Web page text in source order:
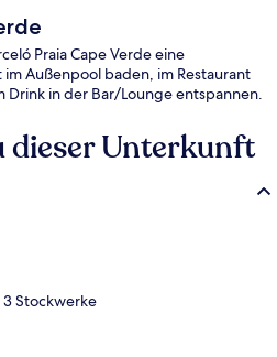
Praia Cape Verde eine
Außenpool baden, im Restaurant
Drink in der Bar/Lounge entspannen.
dieser Unterkunft
Stockwerke